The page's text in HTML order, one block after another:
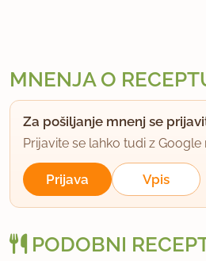
MNENJA O
Za pošiljanje mnenj se
Prijavite se lahko tudi z Google
Prijava Vpis
PODOBNI